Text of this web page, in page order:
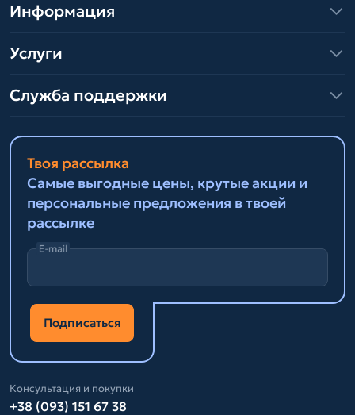
Информация
Услуги
Служба поддержки
Твоя рассылка
Самые выгодные цены, крутые акции и
персональные предложения в твоей
рассылке
E-mail
Подписаться
Консультация и покупки
+38 (093) 151 67 38